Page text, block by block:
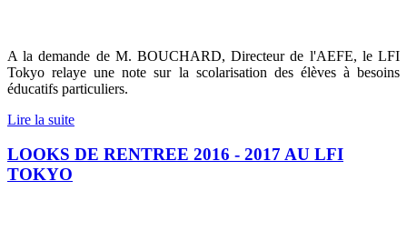
A la demande de M. BOUCHARD, Directeur de l'AEFE, le LFI
Tokyo relaye une note sur la scolarisation des élèves à besoins
éducatifs particuliers.
Lire la suite
LOOKS DE RENTREE 2016 - 2017 AU LFI
TOKYO